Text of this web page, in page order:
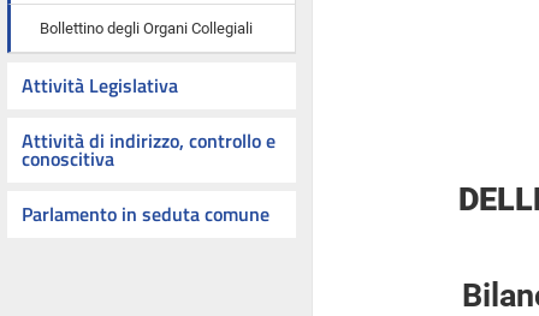
Bollettino degli Organi Collegiali
Attività Legislativa
Attività di indirizzo, controllo e
conoscitiva
Parlamento in seduta comune